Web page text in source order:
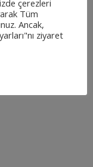
çerezleri
Tüm
Ancak,
ziyaret